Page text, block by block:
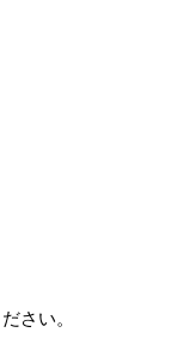
さい。